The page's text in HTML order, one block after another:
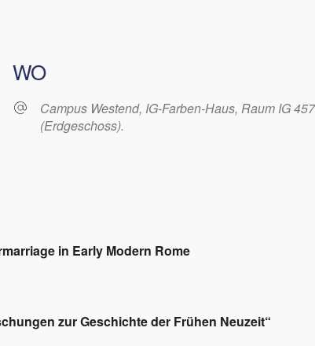
WO
Campus Westend, IG-Farben-Haus, Raum IG 457
(Erdgeschoss).
in Early Modern Rome
zur Geschichte der Frühen Neuzeit“